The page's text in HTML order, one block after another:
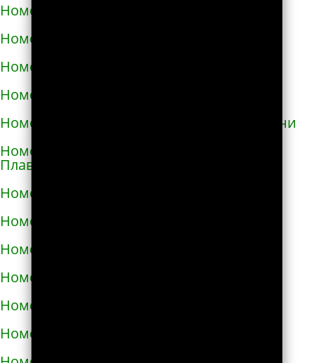
Номера телефонов такси в Гайсине
Номера телефонов такси в Геническе
Номера телефонов такси в Глухове
Номера телефонов такси в Гнивани
Номера телефонов такси в Голой Пристани
Номера телефонов такси в Горишних
Плавнях
Номера телефонов такси в Городище
Номера телефонов такси в Городке
Номера телефонов такси в Городке
Номера телефонов такси в Гостомеле
Номера телефонов такси в Гребёнке
Номера телефонов такси в Дергачах